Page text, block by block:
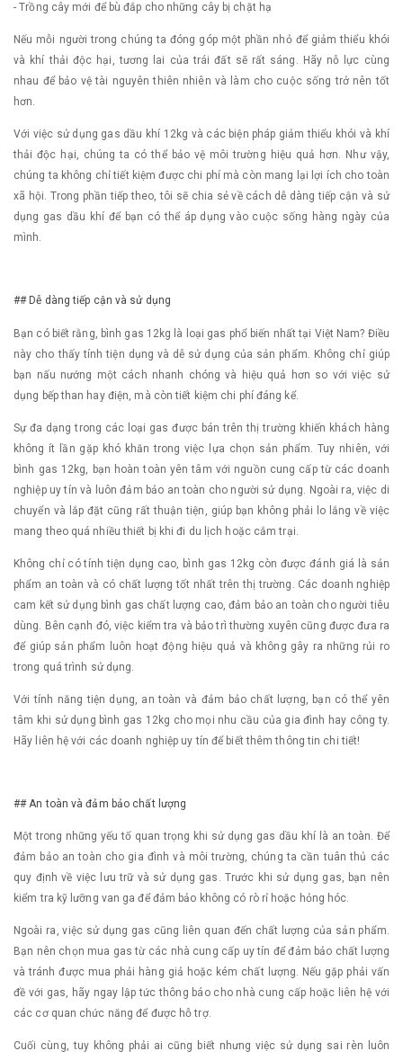
- Trồng cây mới để bù đắp cho những cây bị chặt hạ
Nếu mỗi người trong chúng ta đóng góp một phần nhỏ để giảm thiểu khói
và khí thải độc hại, tương lai của trái đất sẽ rất sáng. Hãy nỗ lực cùng
nhau để bảo vệ tài nguyên thiên nhiên và làm cho cuộc sống trở nên tốt
hơn.
Với việc sử dụng gas dầu khí 12kg và các biện pháp giảm thiểu khói và khí
thải độc hại, chúng ta có thể bảo vệ môi trường hiệu quả hơn. Như vậy,
chúng ta không chỉ tiết kiệm được chi phí mà còn mang lại lợi ích cho toàn
xã hội. Trong phần tiếp theo, tôi sẽ chia sẻ về cách dễ dàng tiếp cận và sử
dụng gas dầu khí để bạn có thể áp dụng vào cuộc sống hàng ngày của
mình.
## Dễ dàng tiếp cận và sử dụng
Bạn có biết rằng, bình gas 12kg là loại gas phổ biến nhất tại Việt Nam? Điều
này cho thấy tính tiện dụng và dễ sử dụng của sản phẩm. Không chỉ giúp
bạn nấu nướng một cách nhanh chóng và hiệu quả hơn so với việc sử
dụng bếp than hay điện, mà còn tiết kiệm chi phí đáng kể.
Sự đa dạng trong các loại gas được bán trên thị trường khiến khách hàng
không ít lần gặp khó khăn trong việc lựa chọn sản phẩm. Tuy nhiên, với
bình gas 12kg, bạn hoàn toàn yên tâm với nguồn cung cấp từ các doanh
nghiệp uy tín và luôn đảm bảo an toàn cho người sử dụng. Ngoài ra, việc di
chuyển và lắp đặt cũng rất thuận tiện, giúp bạn không phải lo lắng về việc
mang theo quá nhiều thiết bị khi đi du lịch hoặc cắm trại.
Không chỉ có tính tiện dụng cao, bình gas 12kg còn được đánh giá là sản
phẩm an toàn và có chất lượng tốt nhất trên thị trường. Các doanh nghiệp
cam kết sử dụng bình gas chất lượng cao, đảm bảo an toàn cho người tiêu
dùng. Bên cạnh đó, việc kiểm tra và bảo trì thường xuyên cũng được đưa ra
để giúp sản phẩm luôn hoạt động hiệu quả và không gây ra những rủi ro
trong quá trình sử dụng.
Với tính năng tiện dụng, an toàn và đảm bảo chất lượng, bạn có thể yên
tâm khi sử dụng bình gas 12kg cho mọi nhu cầu của gia đình hay công ty.
Hãy liên hệ với các doanh nghiệp uy tín để biết thêm thông tin chi tiết!
## An toàn và đảm bảo chất lượng
Một trong những yếu tố quan trọng khi sử dụng gas dầu khí là an toàn. Để
đảm bảo an toàn cho gia đình và môi trường, chúng ta cần tuân thủ các
quy định về việc lưu trữ và sử dụng gas. Trước khi sử dụng gas, bạn nên
kiểm tra kỹ lưỡng van ga để đảm bảo không có rò rỉ hoặc hỏng hóc.
Ngoài ra, việc sử dụng gas cũng liên quan đến chất lượng của sản phẩm.
Bạn nên chọn mua gas từ các nhà cung cấp uy tín để đảm bảo chất lượng
và tránh được mua phải hàng giả hoặc kém chất lượng. Nếu gặp phải vấn
đề với gas, hãy ngay lập tức thông báo cho nhà cung cấp hoặc liên hệ với
các cơ quan chức năng để được hỗ trợ.
Cuối cùng, tuy không phải ai cũng biết nhưng việc sử dụng sai rèn luôn